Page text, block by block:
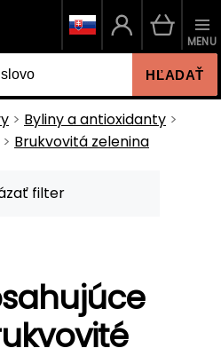
HĽADAŤ
MENU
Byliny a antioxidanty
Brukvovitá zelenina
filter